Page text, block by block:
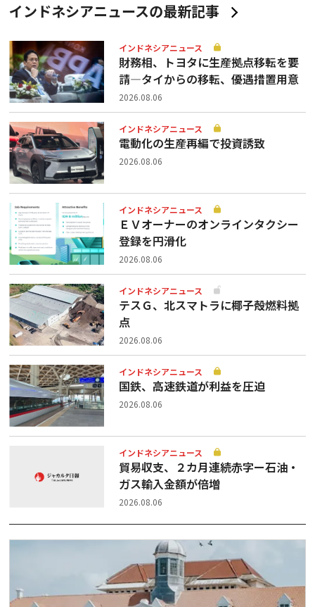
インドネシアニュースの最新記事
インドネシアニュース
財務相、トヨタに生産拠点移転を要
請—タイからの移転、優遇措置用意
2026.08.06
インドネシアニュース
電動化の生産再編で投資誘致
2026.08.06
インドネシアニュース
ＥＶオーナーのオンラインタクシー
登録を円滑化
2026.08.06
インドネシアニュース
テスＧ、北スマトラに椰子殻燃料拠
点
2026.08.06
インドネシアニュース
国鉄、高速鉄道が利益を圧迫
2026.08.06
インドネシアニュース
貿易収支、２カ月連続赤字ー石油・
ガス輸入金額が倍増
2026.08.06